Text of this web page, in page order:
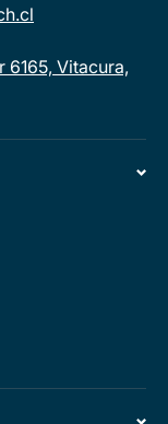
6165, Vitacura,